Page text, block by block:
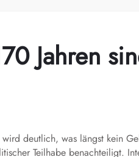
Jahren
deutlich, was längst kein
Teilhabe benachteiligt.